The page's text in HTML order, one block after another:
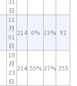
日
11
月
01
日
214 0% 15% 92
10
月
23
日
214 55% 27% 255